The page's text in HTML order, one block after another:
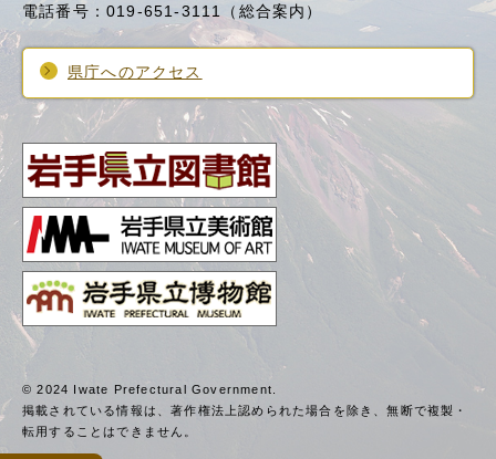
電話番号：019-651-3111（総合案内）
県庁へのアクセス
© 2024 Iwate Prefectural Government.
掲載されている情報は、著作権法上認められた場合を除き、無断で複製・
転用することはできません。